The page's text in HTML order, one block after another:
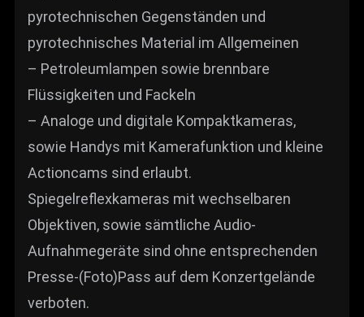
pyrotechnischen Gegenständen und
pyrotechnisches Material im Allgemeinen
– Petroleumlampen sowie brennbare
Flüssigkeiten und Fackeln
– Analoge und digitale Kompaktkameras,
sowie Handys mit Kamerafunktion und kleine
Actioncams sind erlaubt.
Spiegelreflexkameras mit wechselbaren
Objektiven, sowie sämtliche Audio-
Aufnahmegeräte sind ohne entsprechenden
Presse-(Foto)Pass auf dem Konzertgelände
verboten.